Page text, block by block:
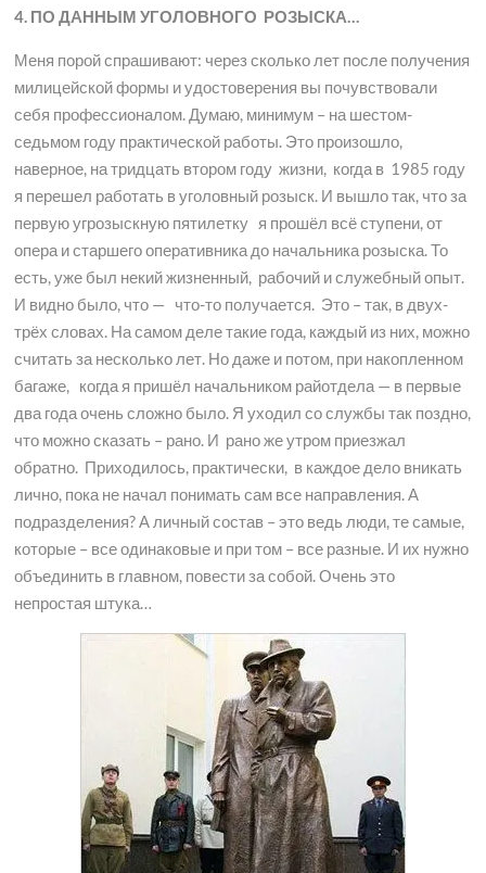
4. ПО ДАННЫМ УГОЛОВНОГО РОЗЫСКА…
Меня порой спрашивают: через сколько лет после получения
милицейской формы и удостоверения вы почувствовали
себя профессионалом. Думаю, минимум – на шестом-
седьмом году практической работы. Это произошло,
наверное, на тридцать втором году жизни, когда в 1985 году
я перешел работать в уголовный розыск. И вышло так, что за
первую угрозыскную пятилетку я прошёл всё ступени, от
опера и старшего оперативника до начальника розыска. То
есть, уже был некий жизненный, рабочий и служебный опыт.
И видно было, что — что-то получается. Это – так, в двух-
трёх словах. На самом деле такие года, каждый из них, можно
считать за несколько лет. Но даже и потом, при накопленном
багаже, когда я пришёл начальником райотдела — в первые
два года очень сложно было. Я уходил со службы так поздно,
что можно сказать – рано. И рано же утром приезжал
обратно. Приходилось, практически, в каждое дело вникать
лично, пока не начал понимать сам все направления. А
подразделения? А личный состав – это ведь люди, те самые,
которые – все одинаковые и при том – все разные. И их нужно
объединить в главном, повести за собой. Очень это
непростая штука…